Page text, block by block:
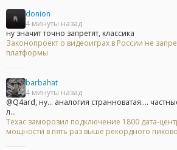
donion
4 минуты назад
ну значит точно запретят, классика
Законопроект о видеоиграх в России не
платформы
barbahat
4 минуты назад
@Q4ard, ну... аналогия странноватая....
л...
Техас заморозил подключение 1800 дата-
мощности в пять раз выше рекордного